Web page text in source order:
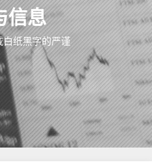
信息
白纸黑字的严谨